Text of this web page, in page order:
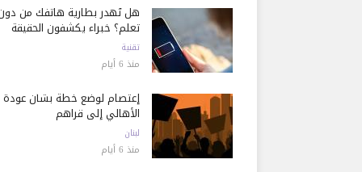
هل تُهدر بطارية هاتفك من
تعلم؟ خبراء يكشفون الحقيقة
تقنية
منذ 6 أيام
إعتصام لوضع خطة بشأن عودة
الأهالي إلى قراهم
لبنان
منذ 6 أيام